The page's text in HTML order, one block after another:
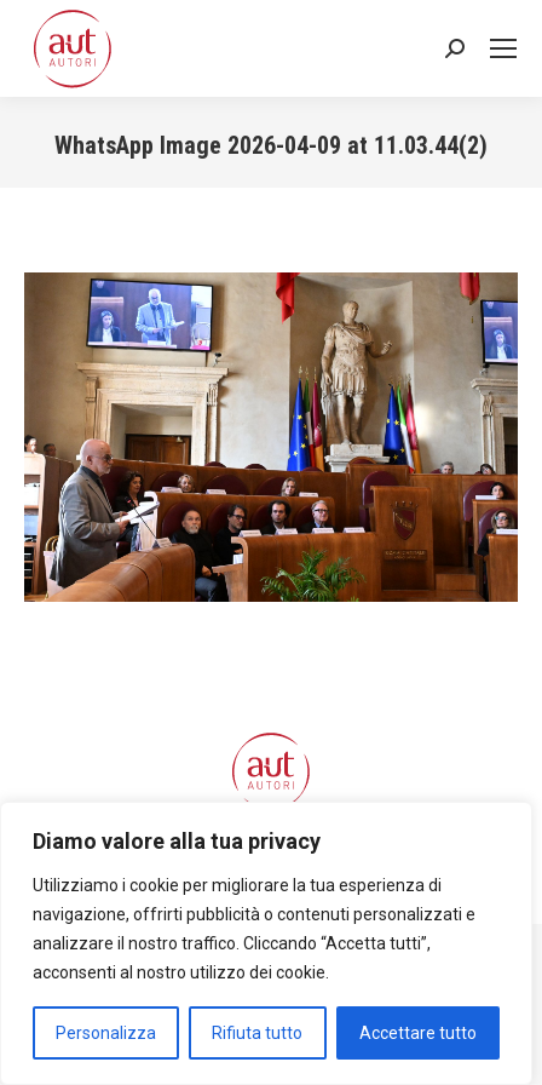
Diamo valore alla tua privacy
Utilizziamo i cookie per migliorare la tua esperienza di
navigazione, offrirti pubblicità o contenuti personalizzati e
analizzare il nostro traffico. Cliccando “Accetta tutti”,
acconsenti al nostro utilizzo dei cookie.
Personalizza Rifiuta tutto Accettare tutto
Cerca:
WhatsApp Image 2026-04-09 at 11.03.44(2)
©2026 Aut-Autori
Facebook
page
opens
in
new
window
Instagram
page
opens
in
new
window
YouTube
page
opens
in
new
window
Cookie Policy e Privacy